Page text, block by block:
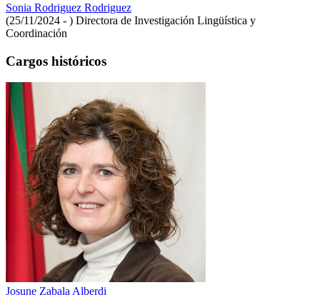
Sonia Rodriguez Rodriguez
(25/11/2024 - ) Directora de Investigación Lingüística y
Coordinación
Cargos históricos
Josune Zabala Alberdi